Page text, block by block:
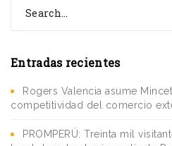
Entradas recientes
Rogers Valencia asume
competitividad del comercio
PROMPERÚ: Treinta mil